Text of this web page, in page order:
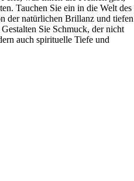
Tauchen Sie ein in die Welt des
der natürlichen Brillanz und tiefen
Sie Schmuck, der nicht
auch spirituelle Tiefe und